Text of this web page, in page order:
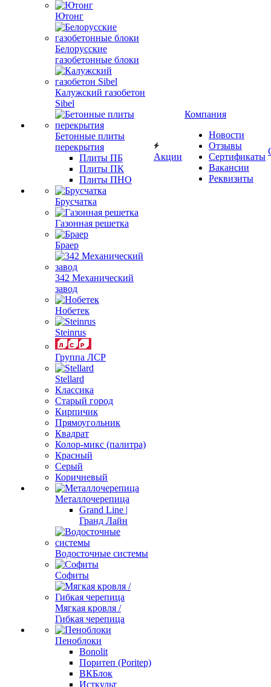
Ютонг
Белорусские
газобетонные блоки
Калужский газобетон
Sibel
Бетонные плиты
перекрытия
Плиты ПБ
Плиты ПК
Плиты ПНО
Брусчатка
Газонная решетка
Браер
342 Механический
завод
Нобетек
Steinrus
Группа ЛСР
Stellard
Классика
Старый город
Кирпичик
Прямоугольник
Квадрат
Колор-микс (палитра)
Красный
Серый
Коричневый
Металлочерепица
Grand Line |
Гранд Лайн
Водосточные системы
Софиты
Мягкая кровля /
Гибкая черепица
Пеноблоки
Bonolit
Поритеп (Poritep)
ВКБлок
Исткульт
Акции
Компания
Новости
Отзывы
Сертификаты
Вакансии
Реквизиты